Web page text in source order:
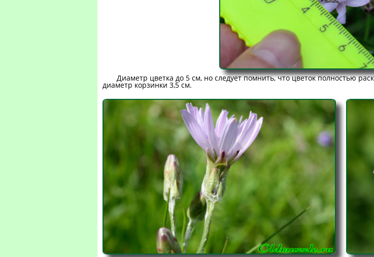
Диаметр цветка до 5 см, но следует помнить, что цветок полностью
диаметр корзинки 3,5 см.